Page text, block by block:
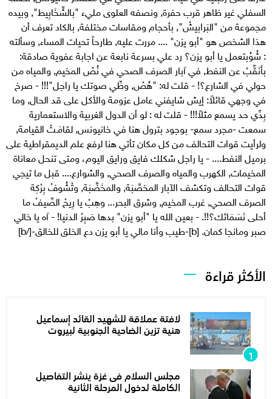
السفلي غير ظاهر قرب حفرة, ونصفه العلوى مليء "بالشَّخَابِيط", وبيده
مجموعة من "البَرابيشْ", بأحجام ومقاسات مختلفة, بالكاد تعرف أن
هذا الشخص هو "أبو يزن" .... مررت عليه, طارحاً تحيات المساء, وسألته
: شُوُبتعمل يا أبو يزن؟ رد علي بسرعة نابعة عن اجابة عفوية صادقة:
بأَنَقِّبْ عن النفط, في آبار الصرف الصحي في نُصْ المخيم, والمياه من
حولي في الشارع؟! - قلت له: "هُصْ, وطِّي صوتك يا راجل"!!! - صرخ
في وجهي قائلاً: إيش شايفني عامل عزومة والأكل على قد الحال, وما
بِدِّي حد يسمع مثلاً!!! - قلت له : لو أن الدول الغربية والاستعمارية
سمعت -مجرد سمع- بوجود بترول هنا في خانيونس, لقامَـتْ القيامة,
ولرأيت قوات التحالف من كل مكان تأتي هنا لرفع علم الديمقراطية على
برميل النفط.... - يا راجل شكلك فايق ورايق اليوم، ومتى تنحل معاناة
المخيمات, الكهرب والمياه والصرف الصحي, والشوارع.... قبل ما تيجي
قوات التحالف وتكشف الآبار المخصَّبَة, والمخَضَّبَة, وتْشُوفْ بِرْكِة
الصرف الصحي, غرب المخيم, وشرق البحر... وهِبْ يا رِيحْ الصِّيفْ ما
أحلى نَسَمَاتَك؟!!. - بعين الله يا "أبو يزن" بدها صَبِرْ الدنيا! - آه يا خالي
صبر ومانجا كمان. [b]-طيب وأنا مالي يا أبو يزن دع الخلق للخالق-[/b]
الأكثر قراءة
لافتة عملاقة للشهيد القائد إسماعيل
هنية تزين الضاحية الجنوبية لبيروت
مجلس السلام فى غزة ينشر التفاصيل
الكاملة لدخول المرحلة الثانية